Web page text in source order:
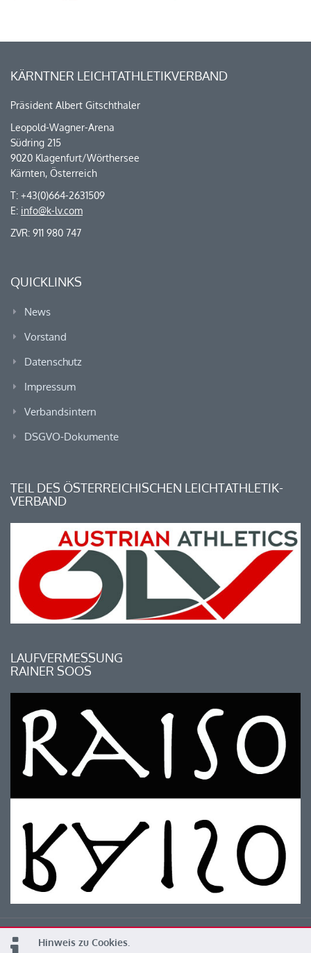
Hinweis zu Cookies.
KÄRNTNER LEICHTATHLETIKVERBAND
Präsident Albert Gitschthaler
Leopold-Wagner-Arena
Südring 215
9020 Klagenfurt/Wörthersee
Kärnten, Österreich
T: +43(0)664-2631509
E: info@k-lv.com
ZVR: 911 980 747
QUICKLINKS
News
Vorstand
Datenschutz
Impressum
Verbandsintern
DSGVO-Dokumente
TEIL DES ÖSTERREICHISCHEN LEICHTATHLETIK-
VERBAND
LAUFVERMESSUNG
RAINER SOOS
© 2026 Kärntner Leichtathletik Verband